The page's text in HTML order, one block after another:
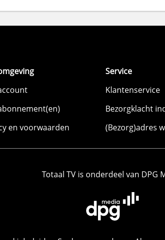
en voorwaarden
Service
Klantenservice
Bezorgklacht
(Bezorg)adres
Totaal TV is onderdeel van DPG